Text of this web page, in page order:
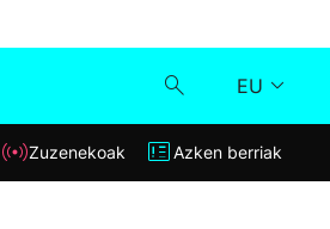
EU
Klisk
Zuzenekoak Azken berriak